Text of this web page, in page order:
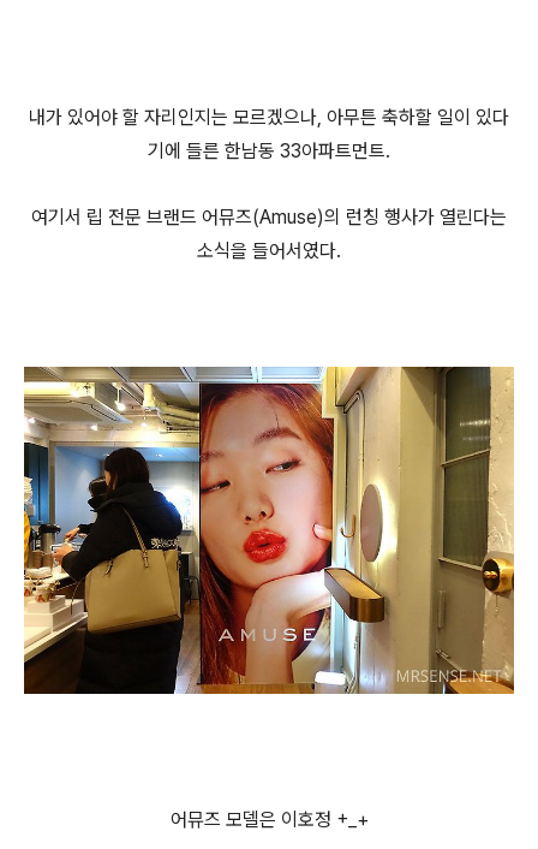
내가 있어야 할 자리인지는 모르겠으나, 아무튼 축하할 일이 있다
기에 들른 한남동 33아파트먼트.
여기서 립 전문 브랜드 어뮤즈(Amuse)의 런칭 행사가 열린다는
소식을 들어서였다.
어뮤즈 모델은 이호정 +_+